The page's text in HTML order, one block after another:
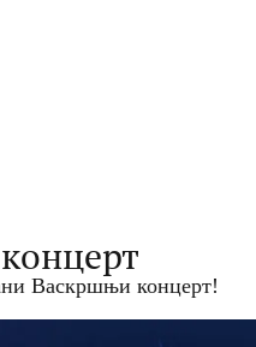
Васкршњи концерт!